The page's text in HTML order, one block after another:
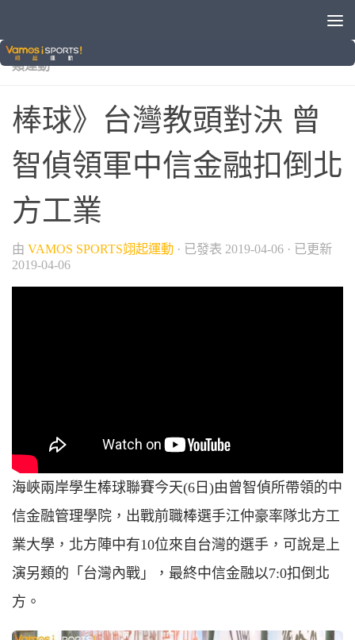
VAMOS自製節目
類運動
棒球》台灣教頭對決 曾
智偵領軍中信金融扣倒北
方工業
由 VAMOS SPORTS翊起運動 · 已發表 2019-04-06 · 已更新
2019-04-06
海峽兩岸學生棒球聯賽今天(6日)由曾智偵所帶領的中
信金融管理學院，出戰前職棒選手江仲豪率隊北方工
業大學，北方陣中有10位來自台灣的選手，可說是上
演另類的「台灣內戰」，最終中信金融以7:0扣倒北
方。